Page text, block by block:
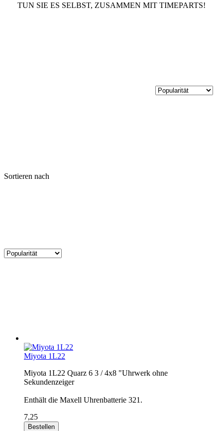
TUN SIE ES SELBST, ZUSAMMEN MIT TIMEPARTS!
Sortieren nach
Miyota 1L22
Miyota 1L22 Quarz 6 3 / 4x8 "Uhrwerk ohne
Sekundenzeiger
Enthält die Maxell Uhrenbatterie 321.
7,25
Bestellen